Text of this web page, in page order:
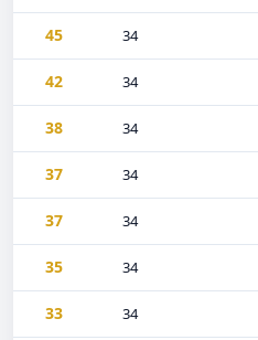
34
45
34
42
34
38
34
37
34
37
34
35
34
33